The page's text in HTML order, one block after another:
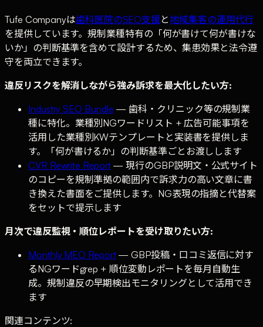
Tufe Companyは歯科医院のSEO支援と地域集客の運用代行
を提供しています。規制業種特有の「何が書けて何が書けな
いか」の判断基準を含めて設計するため、集患効果と法令遵
守を両立できます。
違反リスクを解消しながら強み訴求を最大化したい方:
Industry SEO Bundle — 歯科・クリニック等の規制業
種に特化。業種別NGワードリスト + 広告可能事項を
活用した業種別KWテンプレートと実装書を提供しま
す。「何が書けるか」の判断基準ごとお渡しします
CVR Rewrite Report— 現行のGBP説明文・公式サイト
のコピーを規制準拠の範囲内で訴求力の高い文章に書
き換えた書面をご提供します。NG表現の指摘と代替案
をセットで提示します
月次で違反監視・順位レポートを受け取りたい方:
Monthly MEO Report— GBP投稿・口コミ返信に対す
るNGワードgrep + 順位変動レポートを毎月自動生
成。規制違反の早期検出モニタリングとして活用でき
ます
関連コンテンツ: